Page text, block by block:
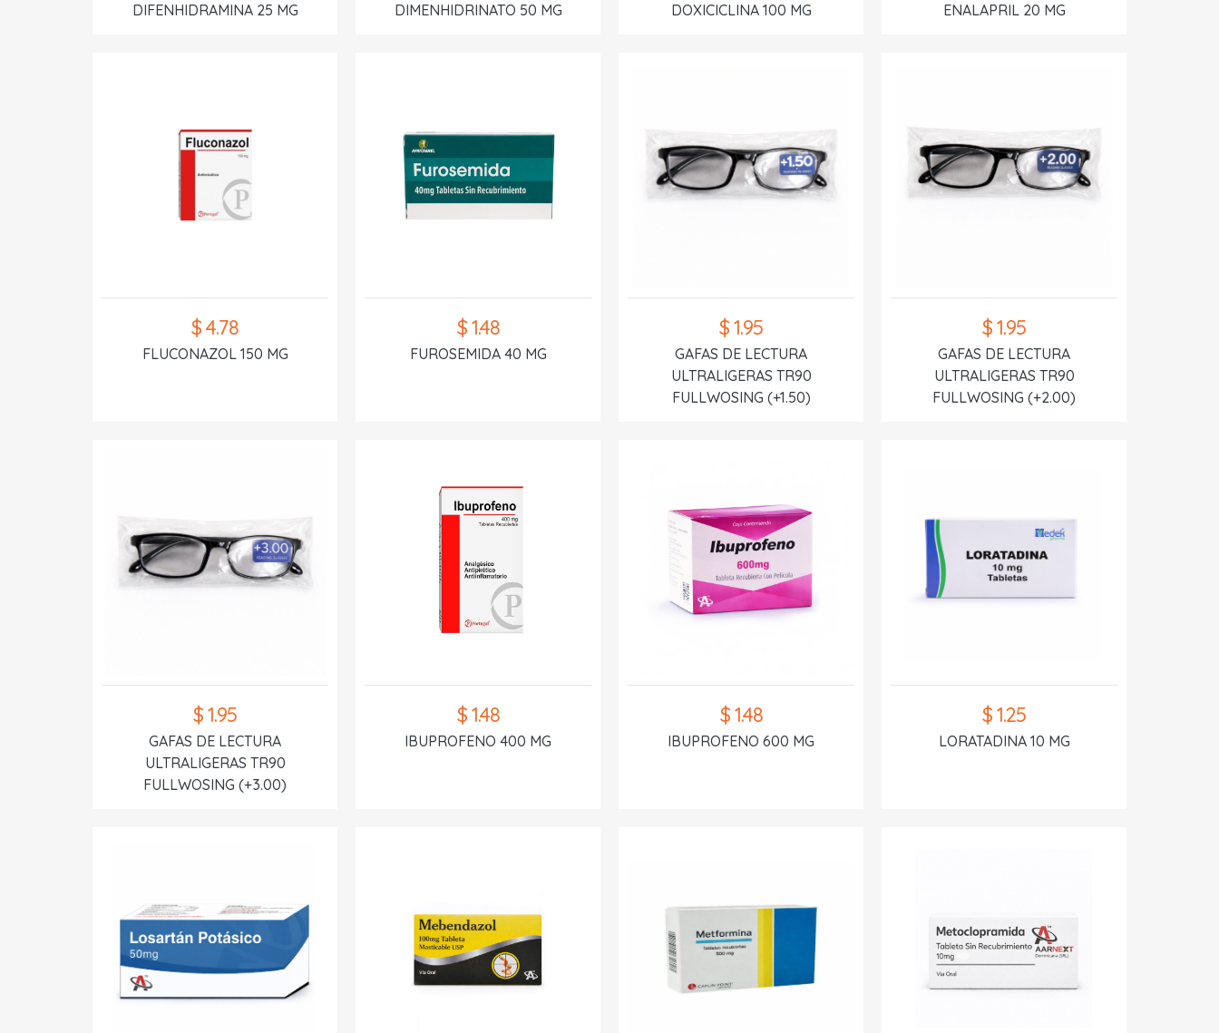
DIFENHIDRAMINA 25 MG DIMENHIDRINATO 50 MG DOXICICLINA 100 MG ENALAPRIL 20 MG
$ 4.78
FLUCONAZOL 150 MG
$ 1.48
FUROSEMIDA 40 MG
$ 1.95
GAFAS DE LECTURA
ULTRALIGERAS TR90
FULLWOSING (+1.50)
$ 1.95
GAFAS DE LECTURA
ULTRALIGERAS TR90
FULLWOSING (+2.00)
$ 1.95
GAFAS DE LECTURA
ULTRALIGERAS TR90
FULLWOSING (+3.00)
$ 1.48
IBUPROFENO 400 MG
$ 1.48
IBUPROFENO 600 MG
$ 1.25
LORATADINA 10 MG